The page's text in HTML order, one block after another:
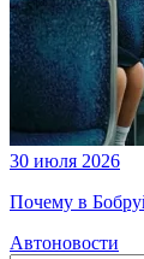
30 июля 2026
Почему в
Автоновости